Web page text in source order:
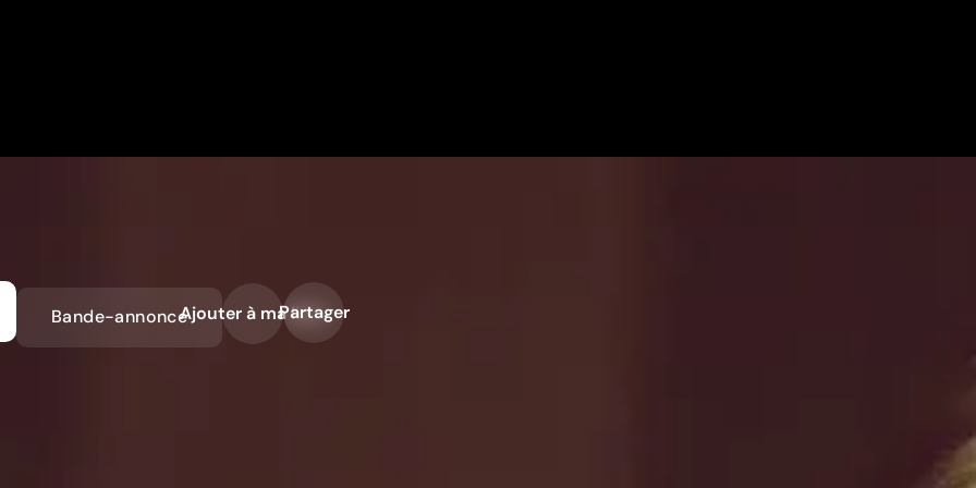
Bande-annonceAjouter à ma liste
Partager